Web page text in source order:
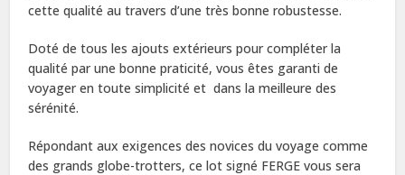
cette qualité au travers d’une très bonne robustesse.
Doté de tous les ajouts extérieurs pour compléter la
qualité par une bonne praticité, vous êtes garanti de
voyager en toute simplicité et dans la meilleure des
sérénité.
Répondant aux exigences des novices du voyage comme
des grands globe-trotters, ce lot signé FERGE vous sera